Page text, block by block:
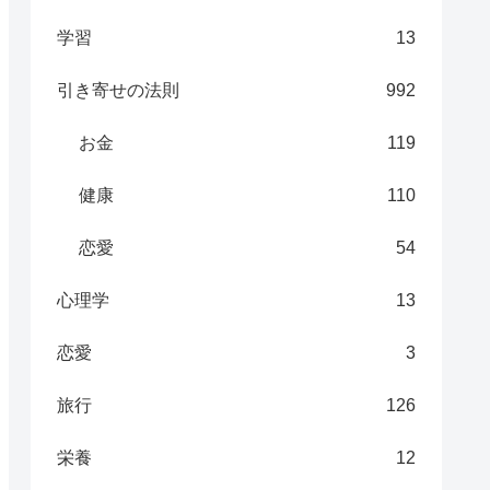
学習 13
引き寄せの法則 992
お金 119
健康 110
恋愛 54
心理学 13
恋愛 3
旅行 126
栄養 12